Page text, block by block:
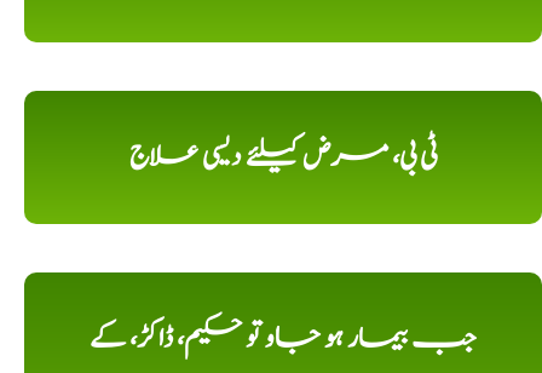
ٹی بی، مرض کیلئے دیسی علاج
جب بیمار ہو جاو تو حکیم، ڈاکڑ، کے